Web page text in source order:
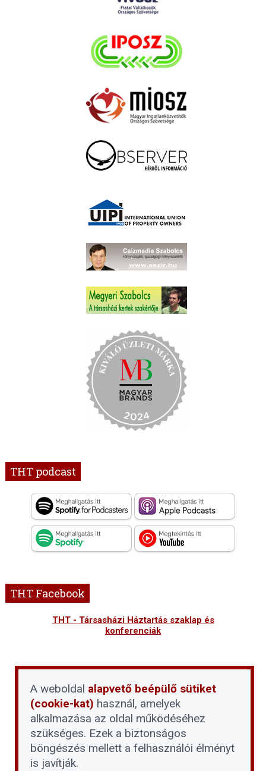
THT podcast
THT Facebook
THT - Társasházi Háztartás szaklap és
konferenciák
A weboldal alapvető beépülő sütiket
(cookie-kat) használ, amelyek
alkalmazása az oldal működéséhez
szükséges. Ezek a biztonságos
böngészés mellett a felhasználói élményt
is javítják.